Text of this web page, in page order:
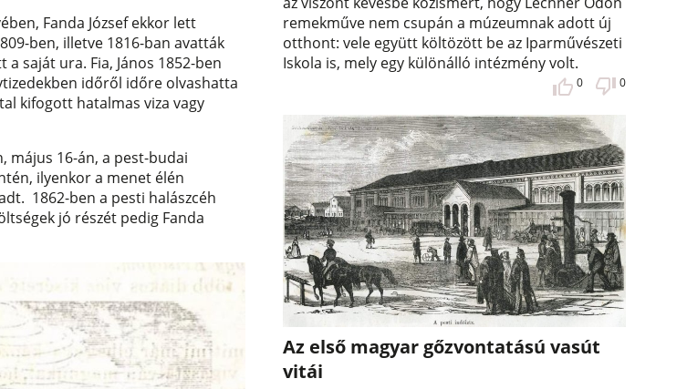
Fanda József ekkor lett
ben, illetve 1816-ban avatták
saját ura. Fia, János 1852-ben
időről időre olvashatta
kifogott hatalmas viza vagy
május 16-án, a pest-budai
ilyenkor a menet élén
1862-ben a pesti halászcéh
jó részét pedig Fanda
remekműve nem csupán a múzeumnak adott új
otthont: vele együtt költözött be az Iparművészeti
Iskola is, mely egy különálló intézmény volt.
0 0
Az első magyar gőzvontatású vasút
vitái